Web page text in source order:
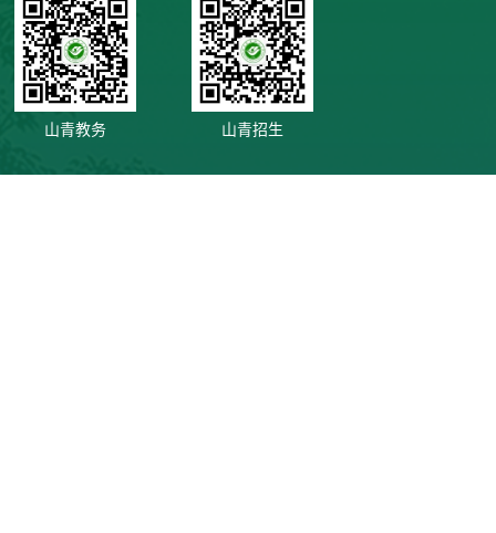
山青教务 山青招生